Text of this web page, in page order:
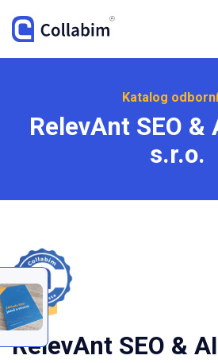
Katalog
RelevAnt SEO &
s.r.o.
RelevAnt SEO &